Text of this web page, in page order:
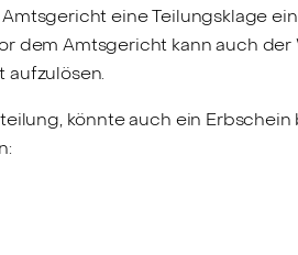
eine Teilungsklage
dem Amtsgericht kann auch
aufzulösen.
könnte auch ein